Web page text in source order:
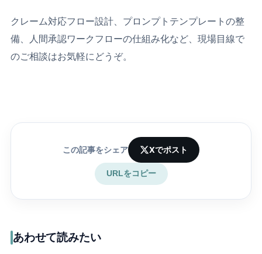
クレーム対応フロー設計、プロンプトテンプレートの整
備、人間承認ワークフローの仕組み化など、現場目線で
のご相談はお気軽にどうぞ。
この記事をシェア Xでポスト
URLをコピー
あわせて読みたい